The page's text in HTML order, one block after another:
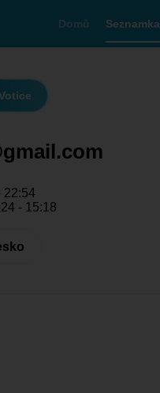
Domů Seznamka
22:54
- 15:18